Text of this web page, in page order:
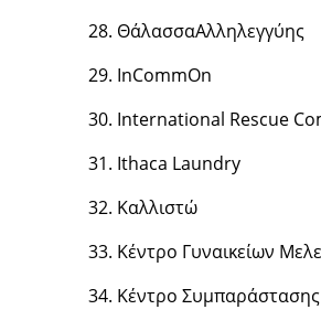
ΘάλασσαΑλληλεγγύης
InCommOn
International Rescue
Ithaca Laundry
Καλλιστώ
Κέντρο Γυναικείων
Κέντρο Συμπαράστασης